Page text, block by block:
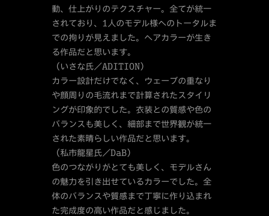
動、仕上がりのテクスチャー。全てが統一
されており、1人のモデル様へのトータルま
での拘りが見えました。ヘアカラーが生き
る作品だと思います。
（いさな氏／ADITION）
カラー設計だけでなく、ウェーブの重なり
や顔周りの毛流れまで計算されたスタイリ
ングが印象的でした。衣装との質感や色の
バランスも美しく、細部まで世界観が統一
された素晴らしい作品だと思います。
（私市龍星氏／DaB）
色のつながりがとても美しく、モデルさん
の魅力を引き出せているカラーでした。全
体のバランスや質感まで丁寧に作り込まれ
た完成度の高い作品だと感じました。